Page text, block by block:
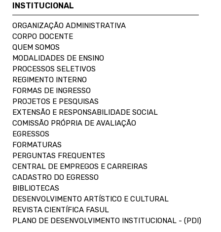
INSTITUCIONAL
ORGANIZAÇÃO ADMINISTRATIVA
CORPO DOCENTE
QUEM SOMOS
MODALIDADES DE ENSINO
PROCESSOS SELETIVOS
REGIMENTO INTERNO
FORMAS DE INGRESSO
PROJETOS E PESQUISAS
EXTENSÃO E RESPONSABILIDADE SOCIAL
COMISSÃO PRÓPRIA DE AVALIAÇÃO
EGRESSOS
FORMATURAS
PERGUNTAS FREQUENTES
CENTRAL DE EMPREGOS E CARREIRAS
CADASTRO DO EGRESSO
BIBLIOTECAS
DESENVOLVIMENTO ARTÍSTICO E CULTURAL
REVISTA CIENTÍFICA FASUL
PLANO DE DESENVOLVIMENTO INSTITUCIONAL - (PDI)